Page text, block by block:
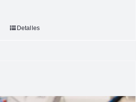
Detalles